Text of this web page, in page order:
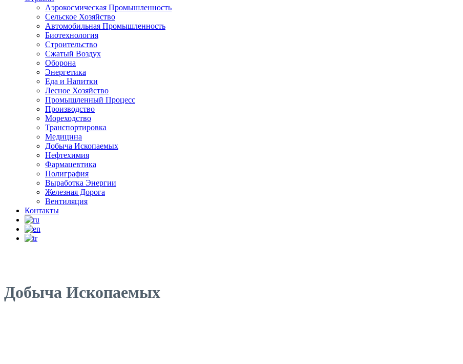
Аэрокосмическая Промышленность
Сельское Хозяйство
Автомобильная Промышленность
Биотехнология
Строительство
Сжатый Воздух
Оборона
Энергетика
Еда и Напитки
Лесное Хозяйство
Промышленный Процесс
Производство
Мореходство
Транспортировка
Медицина
Добыча Ископаемых
Нефтехимия
Фармацевтика
Полиграфия
Выработка Энергии
Железная Дорога
Вентиляция
Контакты
Добыча Ископаемых